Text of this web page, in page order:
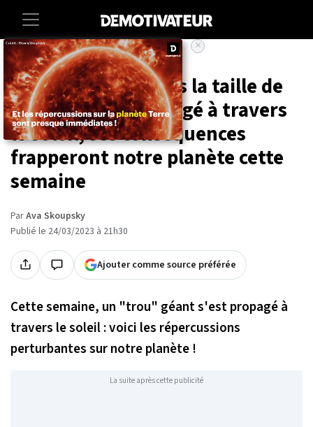
Accueil Sciences
Un «trou» de 30 fois la taille de
la Terre s'est propagé à travers
le soleil, ses conséquences
frapperont notre planète cette
semaine
ParAva Skoupsky
Publié le 24/03/2023 à 21h30
Ajouter comme source préférée
×
Cette semaine, un "trou" géant s'est propagé à
travers le soleil : voici les répercussions
perturbantes sur notre planète !
La suite après cette publicité